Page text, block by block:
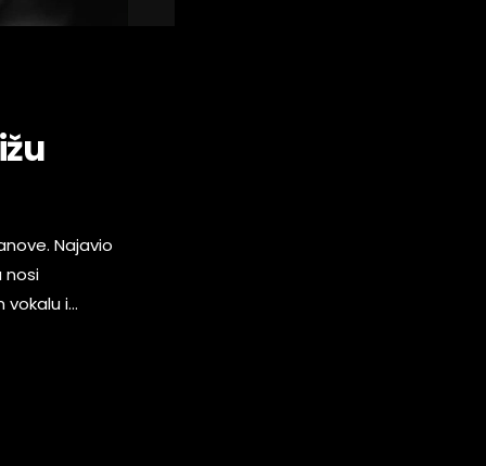
Najavio
nosi
vokalu i
Fanovi s